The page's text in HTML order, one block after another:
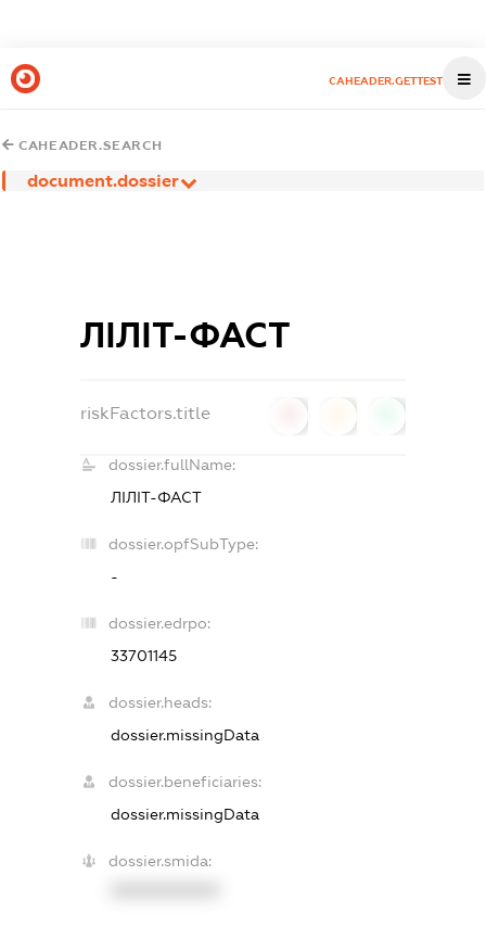
CAHEADER.GETTEST
CAHEADER.SEARCH
document.dossier
ЛІЛІТ-ФАСТ
riskFactors.title
dossier.fullName:
ЛІЛІТ-ФАСТ
dossier.opfSubType:
-
dossier.edrpo:
33701145
dossier.heads:
dossier.missingData
dossier.beneficiaries:
dossier.missingData
dossier.smida: